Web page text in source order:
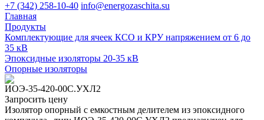
+7 (342) 258-10-40 info@energozaschita.su
Главная
Продукты
Комплектующие для ячеек КСО и КРУ напряжением от 6 до
35 кВ
Эпоксидные изоляторы 20-35 кВ
Опорные изоляторы
ИОЭ-35-420-00С.УХЛ2
Запросить цену
Изолятор опорный с емкостным делителем из эпоксидного